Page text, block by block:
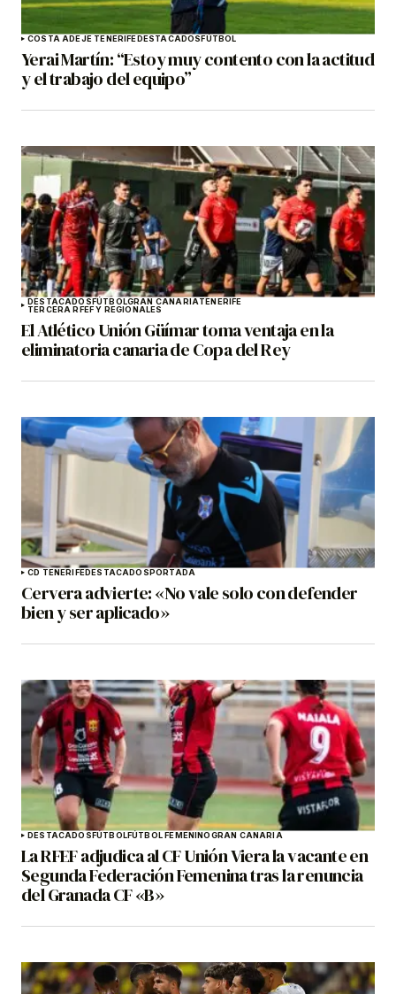
COSTA ADEJE TENERIFEDESTACADOSFÚTBOL
Yerai Martín: “Estoy muy contento con la actitud
y el trabajo del equipo”
DESTACADOSFÚTBOLGRAN CANARIATENERIFE
TERCERA RFEF Y REGIONALES
El Atlético Unión Güímar toma ventaja en la
eliminatoria canaria de Copa del Rey
CD TENERIFEDESTACADOSPORTADA
Cervera advierte: «No vale solo con defender
bien y ser aplicado»
DESTACADOSFÚTBOLFÚTBOL FEMENINOGRAN CANARIA
La RFEF adjudica al CF Unión Viera la vacante en
Segunda Federación Femenina tras la renuncia
del Granada CF «B»